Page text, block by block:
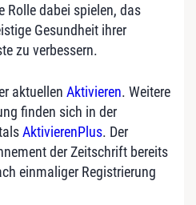
Rolle dabei spielen, das
Gesundheit ihrer
zu verbessern.
aktuellen Aktivieren. Weitere
finden sich in der
AktivierenPlus. Der
der Zeitschrift bereits
einmaliger Registrierung